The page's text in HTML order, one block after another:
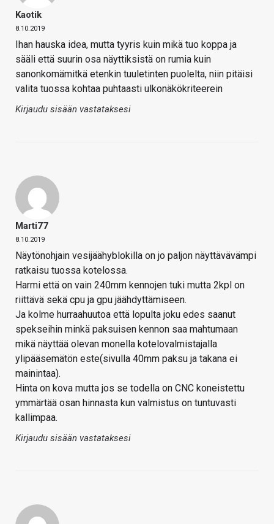
Kaotik
8.10.2019
Ihan hauska idea, mutta tyyris kuin mikä tuo koppa ja
sääli että suurin osa näyttiksistä on rumia kuin
sanonkomämitkä etenkin tuuletinten puolelta, niin pitäisi
valita tuossa kohtaa puhtaasti ulkonäkökriteerein
Kirjaudu sisään vastataksesi
Marti77
8.10.2019
Näytönohjain vesijäähyblokilla on jo paljon näyttävävämpi
ratkaisu tuossa kotelossa.
Harmi että on vain 240mm kennojen tuki mutta 2kpl on
riittävä sekä cpu ja gpu jäähdyttämiseen.
Ja kolme hurraahuutoa että lopulta joku edes saanut
spekseihin minkä paksuisen kennon saa mahtumaan
mikä näyttää olevan monella kotelovalmistajalla
ylipääsemätön este(sivulla 40mm paksu ja takana ei
mainintaa).
Hinta on kova mutta jos se todella on CNC koneistettu
ymmärtää osan hinnasta kun valmistus on tuntuvasti
kallimpaa.
Kirjaudu sisään vastataksesi